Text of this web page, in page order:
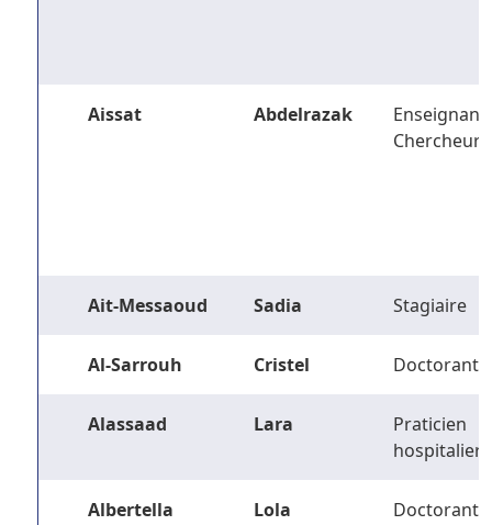
Aissat Abdelrazak
Enseignant-
Chercheur
Ait-Messaoud Sadia Stagiaire
Al-Sarrouh Cristel Doctorant
Alassaad Lara
Praticien
hospitalier
Albertella Lola Doctorant